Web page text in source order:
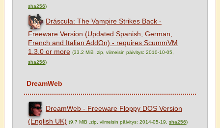
sha256)
Dráscula: The Vampire Strikes Back -
Freeware Version (Updated Spanish, German,
French and Italian AddOn) - requires ScummVM
1.3.0 or more (33.2 MiB .zip, viimeisin päivitys: 2010-10-05,
sha256)
DreamWeb
DreamWeb - Freeware Floppy DOS Version
(English UK) (9.7 MiB .zip, viimeisin päivitys: 2014-05-19, sha256)